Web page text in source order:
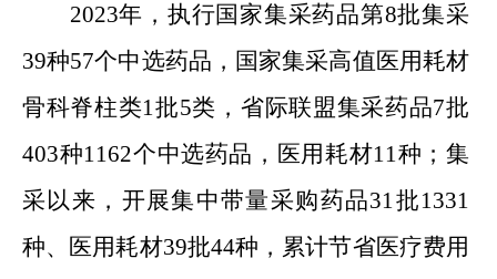
2023年，执行国家集采药品第8批集采
39种57个中选药品，国家集采高值医用耗材
骨科脊柱类1批5类，省际联盟集采药品7批
403种1162个中选药品，医用耗材11种；集
采以来，开展集中带量采购药品31批1331
种、医用耗材39批44种，累计节省医疗费用